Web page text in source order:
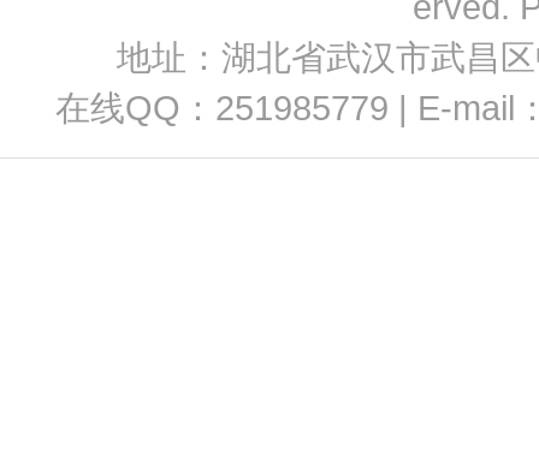
地址：湖北省武汉市武昌
在线QQ：251985779 | E-mail